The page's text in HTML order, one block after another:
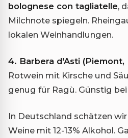
bolognese con tagliatelle,
Milchnote spiegeln.
lokalen Weinhandlungen.
4. Barbera d'Asti (Piemont,
Rotwein mit Kirsche und
genug für Ragù. Günstig bei
In Deutschland schätzen wir
Weine mit 12-13% Alkohol.